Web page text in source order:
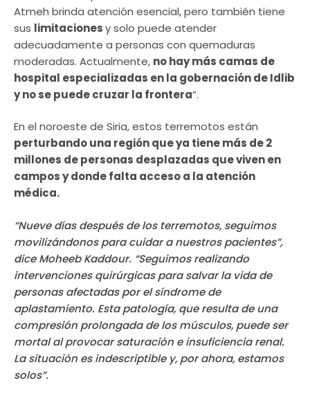
Atmeh brinda atención esencial, pero también tiene
sus limitacionesy solo puede atender
adecuadamente a personas con quemaduras
moderadas. Actualmente, no hay más camas de
hospital especializadas en la gobernación de Idlib
y no se puede cruzar la frontera”.
En el noroeste de Siria, estos terremotos están
perturbando una región que ya tiene más de 2
millones de personas desplazadas que viven en
campos y donde falta acceso a la atención
médica.
“Nueve días después de los terremotos, seguimos
movilizándonos para cuidar a nuestros pacientes”,
dice Moheeb Kaddour. “Seguimos realizando
intervenciones quirúrgicas para salvar la vida de
personas afectadas por el síndrome de
aplastamiento. Esta patología, que resulta de una
compresión prolongada de los músculos, puede ser
mortal al provocar saturación e insuficiencia renal.
La situación es indescriptible y, por ahora, estamos
solos”.